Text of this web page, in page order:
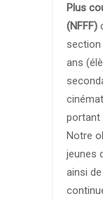
Plus
(NFFF)
section
ans
portant
Notre
jeunes
ainsi